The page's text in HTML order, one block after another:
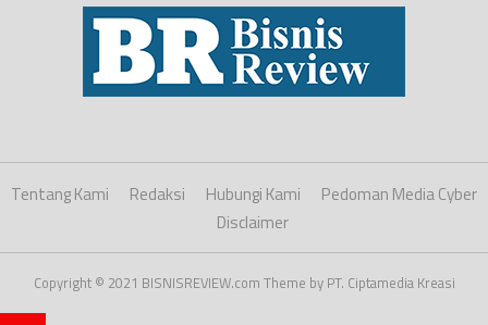
Tentang Kami Redaksi Hubungi Kami
Pedoman Media Cyber
Disclaimer
Copyright © 2021 BISNISREVIEW.com Theme by PT. Ciptamedia Kreasi